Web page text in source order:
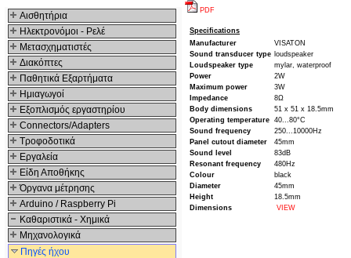
Αισθητήρια
Ηλεκτρονόμοι - Ρελέ
Μετασχηματιστές
Διακόπτες
Παθητικά Εξαρτήματα
Hμιαγωγοί
Εξοπλισμός εργαστηρίου
Connectors/Adapters
Τροφοδοτικά
Εργαλεία
Είδη Αποθήκης
Όργανα μέτρησης
Arduino / Raspberry Pi
Καθαριστικά - Χημικά
Μηχανολογικά
Πηγές ήχου
PDF
Specifications
Manufacturer
VISATON
Sound transducer type loudspeaker
Loudspeaker type
mylar, waterproof
Power
2W
Maximum power
3W
Impedance
8Ω
Body dimensions
51 x 51 x 18.5mm
Operating temperature 40...80°C
Sound frequency
250...10000Hz
Panel cutout diameter
45mm
Sound level
83dB
Resonant frequency
480Hz
Colour
black
Diameter
45mm
Height
18.5mm
Dimensions
VIEW